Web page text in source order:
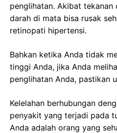
penglihatan. Akibat
darah di mata bisa rusak
retinopati hipertensi.
Bahkan ketika Anda tidak
tinggi Anda, jika Anda
penglihatan Anda, pastikan
Kelelahan berhubungan
penyakit yang terjadi pada
Anda adalah orang yang